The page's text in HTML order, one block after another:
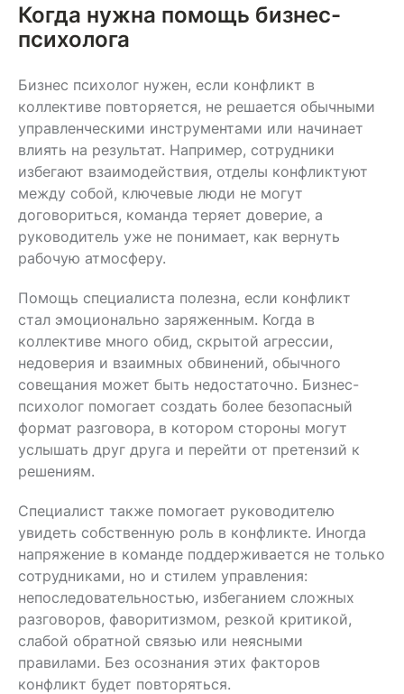
Когда нужна помощь бизнес-
психолога
Бизнес психолог нужен, если конфликт в
коллективе повторяется, не решается обычными
управленческими инструментами или начинает
влиять на результат. Например, сотрудники
избегают взаимодействия, отделы конфликтуют
между собой, ключевые люди не могут
договориться, команда теряет доверие, а
руководитель уже не понимает, как вернуть
рабочую атмосферу.
Помощь специалиста полезна, если конфликт
стал эмоционально заряженным. Когда в
коллективе много обид, скрытой агрессии,
недоверия и взаимных обвинений, обычного
совещания может быть недостаточно. Бизнес-
психолог помогает создать более безопасный
формат разговора, в котором стороны могут
услышать друг друга и перейти от претензий к
решениям.
Специалист также помогает руководителю
увидеть собственную роль в конфликте. Иногда
напряжение в команде поддерживается не только
сотрудниками, но и стилем управления:
непоследовательностью, избеганием сложных
разговоров, фаворитизмом, резкой критикой,
слабой обратной связью или неясными
правилами. Без осознания этих факторов
конфликт будет повторяться.